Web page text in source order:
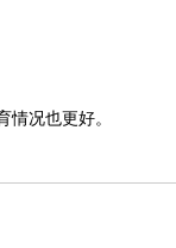
况也更好。